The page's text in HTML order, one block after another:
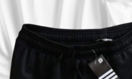
giỏ hàng.